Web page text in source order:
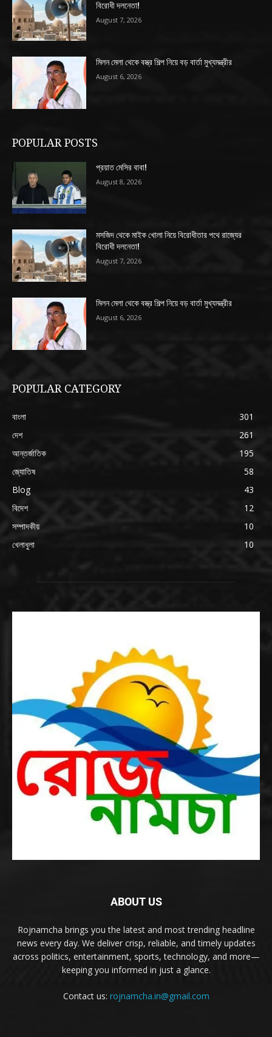
বিরোধী দলনেতা!
August 7, 2026
মিলন মেলা থেকে বস্ত্র শিল্প নিয়ে বড় বার্তা মুখ্যমন্ত্রীর
August 6, 2026
POPULAR POSTS
প্রয়াত মেসির বাবা!
August 8, 2026
মসজিদ থেকে মাইক খোলা নিয়ে বিরোধীতার পথে রাজ্যের
বিরোধী দলনেতা!
August 7, 2026
মিলন মেলা থেকে বস্ত্র শিল্প নিয়ে বড় বার্তা মুখ্যমন্ত্রীর
August 6, 2026
POPULAR CATEGORY
বাংলা
301
দেশ
261
আন্তর্জাতিক
195
জ্যোতিষ
58
Blog
43
বিদেশ
12
সম্পাদকীয়
10
খেলাধুলা
10
ABOUT US
Rojnamcha brings you the latest and most trending headline
news every day. We deliver crisp, reliable, and timely updates
across politics, entertainment, sports, technology, and more—
keeping you informed in just a glance.
Contact us: rojnamcha.in@gmail.com